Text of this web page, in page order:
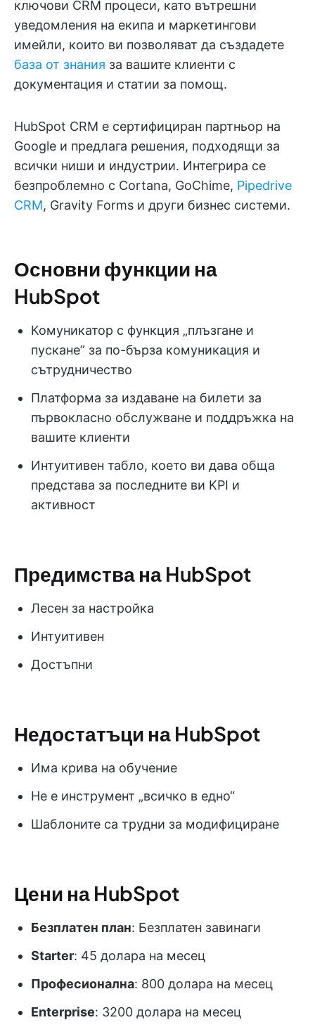
ключови CRM процеси, като вътрешни
уведомления на екипа и маркетингови
имейли, които ви позволяват да създадете
база от знания за вашите клиенти с
документация и статии за помощ.
HubSpot CRM е сертифициран партньор на
Google и предлага решения, подходящи за
всички ниши и индустрии. Интегрира се
безпроблемно с Cortana, GoChime, Pipedrive
CRM, Gravity Forms и други бизнес системи.
Основни функции на
HubSpot
Комуникатор с функция „плъзгане и
пускане” за по-бърза комуникация и
сътрудничество
Платформа за издаване на билети за
първокласно обслужване и поддръжка на
вашите клиенти
Интуитивен табло, което ви дава обща
представа за последните ви KPI и
активност
Предимства на HubSpot
Лесен за настройка
Интуитивен
Достъпни
Недостатъци на HubSpot
Има крива на обучение
Не е инструмент „всичко в едно“
Шаблоните са трудни за модифициране
Цени на HubSpot
Безплатен план: Безплатен завинаги
Starter: 45 долара на месец
Професионална: 800 долара на месец
Enterprise: 3200 долара на месец